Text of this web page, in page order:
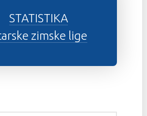
STATISTIKA
zimske lige